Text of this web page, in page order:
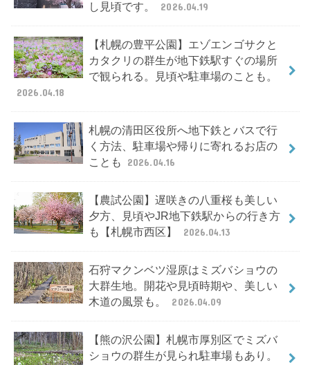
し見頃です。
2026.04.19
【札幌の豊平公園】エゾエンゴサクと
カタクリの群生が地下鉄駅すぐの場所
で観られる。見頃や駐車場のことも。
2026.04.18
札幌の清田区役所へ地下鉄とバスで行
く方法、駐車場や帰りに寄れるお店の
ことも
2026.04.16
【農試公園】遅咲きの八重桜も美しい
夕方、見頃やJR地下鉄駅からの行き方
も【札幌市西区】
2026.04.13
石狩マクンベツ湿原はミズバショウの
大群生地。開花や見頃時期や、美しい
木道の風景も。
2026.04.09
【熊の沢公園】札幌市厚別区でミズバ
ショウの群生が見られ駐車場もあり。